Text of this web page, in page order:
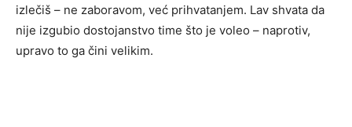
izlečiš – ne zaboravom, već prihvatanjem. Lav shvata da
nije izgubio dostojanstvo time što je voleo – naprotiv,
upravo to ga čini velikim.